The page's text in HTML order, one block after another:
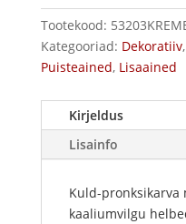
1-
3mm
kogus
Tootekood:
Kategooriad: Dekoratiiv,
Puisteained, Lisaained
Kirjeldus
Lisainfo
Kuld-pronksikarva
kaaliumvilgu